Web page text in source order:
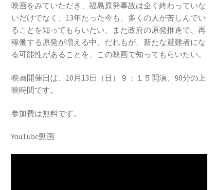
さき 集会
2015.3.8 第4回原発ゼロへのカウントダウンinかわさ
き 集会
2016.1.31 日本と原発上映会＆講演会
き 集会
2017.3.12 第6回原発ゼロへのカウントダウンinかわさ
映画をみていただき、福島原発事故は全く終わっていな
いだけでなく、13年たった今も、多くの人が苦しんでい
ることを知ってもらいたい。また政府の原発推進で、再
稼働する原発が増える中、だれもが、新たな避難者にな
る可能性があることを、この映画で知ってもらいたい。
映画開催日は、10月13日（日）９：１５開演、90分の上
映時間です。
参加費は無料です。
YouTube動画